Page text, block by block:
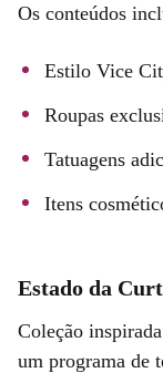
Os conteúdos
Estilo Vice
Roupas
Tatuagens
Itens
Estado da
Coleção
um programa de